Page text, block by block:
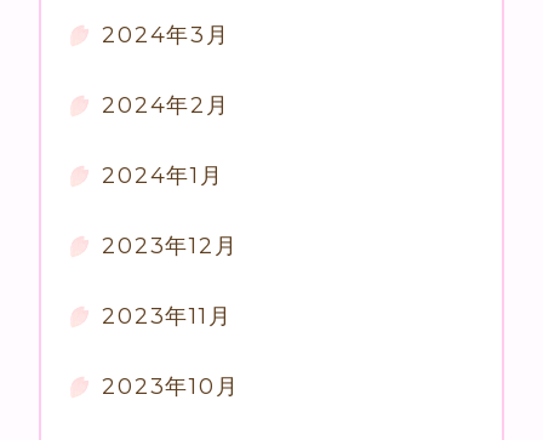
2024年3月
2024年2月
2024年1月
2023年12月
2023年11月
2023年10月